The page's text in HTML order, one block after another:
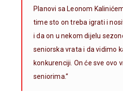
Planovi sa Leonom
time sto on treba igrati i
i da on u nekom dijelu
seniorska vrata i da vidimo
konkurenciji. On će sve ovo
seniorima.”